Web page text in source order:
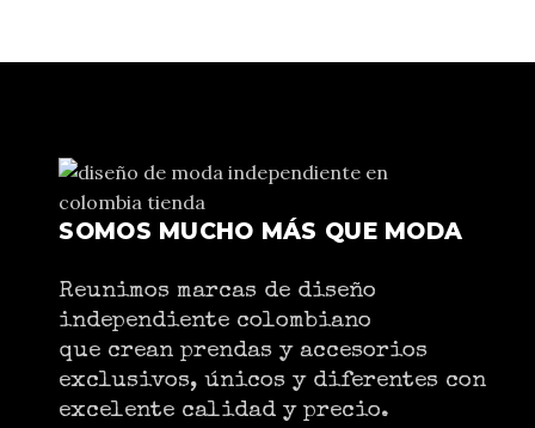
SOMOS MUCHO MÁS QUE MODA
Reunimos marcas de diseño
independiente colombiano
que crean prendas y accesorios
exclusivos, únicos y diferentes con
excelente calidad y precio.